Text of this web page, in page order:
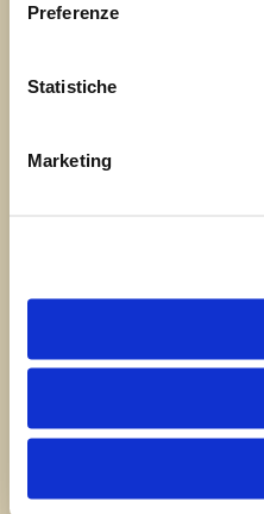
Preferenze
Statistiche
Marketing
Oggetto